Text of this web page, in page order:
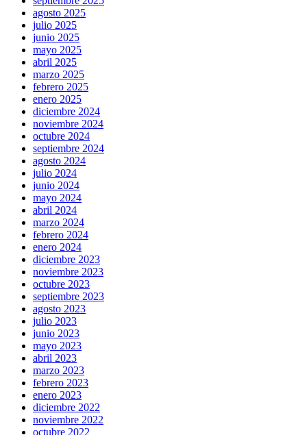
agosto 2025
julio 2025
junio 2025
mayo 2025
abril 2025
marzo 2025
febrero 2025
enero 2025
diciembre 2024
noviembre 2024
octubre 2024
septiembre 2024
agosto 2024
julio 2024
junio 2024
mayo 2024
abril 2024
marzo 2024
febrero 2024
enero 2024
diciembre 2023
noviembre 2023
octubre 2023
septiembre 2023
agosto 2023
julio 2023
junio 2023
mayo 2023
abril 2023
marzo 2023
febrero 2023
enero 2023
diciembre 2022
noviembre 2022
octubre 2022